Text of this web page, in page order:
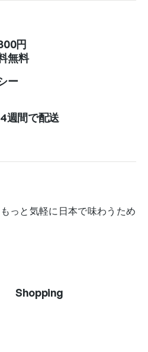
円
無料
ー
週間で配送
っと気軽に日本で味わうため
Shopping